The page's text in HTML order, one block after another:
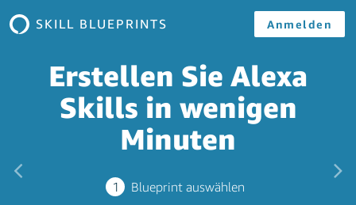
SKILL BLUEPRINTS Anmelden
Erstellen Sie Alexa
Skills in wenigen
Minuten
1
Blueprint auswählen
Zurück